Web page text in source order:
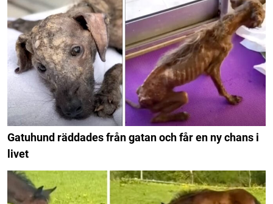
Gatuhund räddades från gatan och får en ny chans i
livet